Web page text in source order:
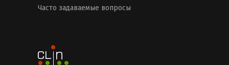
Часто задаваемые вопросы